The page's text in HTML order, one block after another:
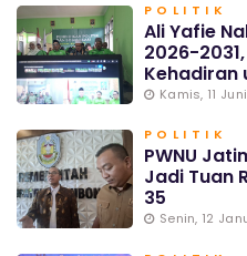
POLITIK
Ali Yafie
2026-
Kehadiran
Kamis, 11
POLITIK
PWNU
Jadi Tuan
35
Senin, 12